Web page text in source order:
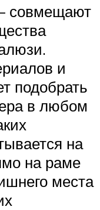
совмещают
и
подобрать
в любом
на
на раме
места